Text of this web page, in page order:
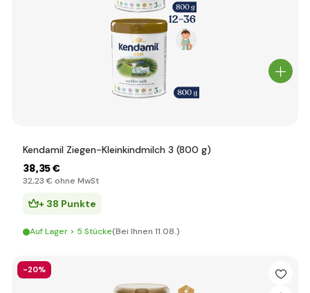
Kendamil Ziegen-Kleinkindmilch 3 (800 g)
38,35 €
32,23 € ohne MwSt
+ 38 Punkte
Auf Lager > 5 Stücke(Bei Ihnen 11.08.)
-20%